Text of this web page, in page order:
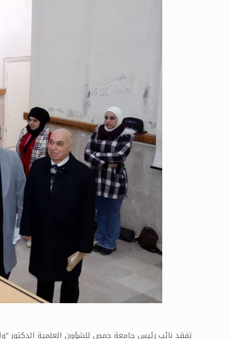
تفقد نائب رئيس جامعة حمص للشؤون العلمية الدكتور